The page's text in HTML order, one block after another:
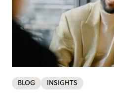
BLOG INSIGHTS